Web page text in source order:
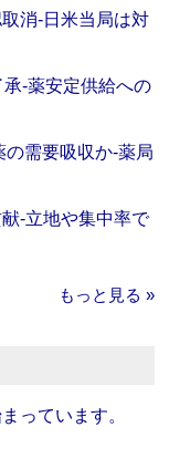
消‐日米当局は対
‐薬安定供給への
の需要吸収か‐薬局
‐立地や集中率で
もっと見る »
っています。